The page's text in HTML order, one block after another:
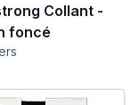
Collant -
foncé